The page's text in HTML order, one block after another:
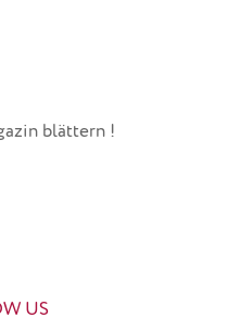
blättern !
US